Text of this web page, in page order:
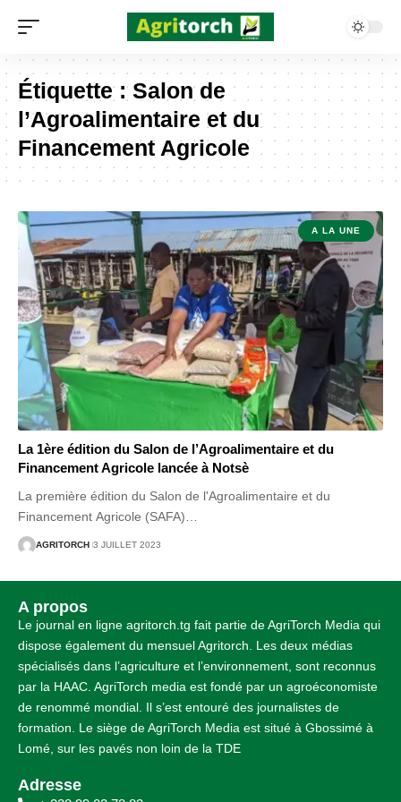
Étiquette :Salon de
l’Agroalimentaire et du
Financement Agricole
A LA UNE
La 1ère édition du Salon de l’Agroalimentaire et du
Financement Agricole lancée à Notsè
La première édition du Salon de l'Agroalimentaire et du
Financement Agricole (SAFA)
AGRITORCH 3 JUILLET 2023
A propos
Le journal en ligne agritorch.tg fait partie de AgriTorch Media qui
dispose également du mensuel Agritorch. Les deux médias
spécialisés dans l’agriculture et l’environnement, sont reconnus
par la HAAC. AgriTorch media est fondé par un agroéconomiste
de renommé mondial. Il s’est entouré des journalistes de
formation. Le siège de AgriTorch Media est situé à Gbossimé à
Lomé, sur les pavés non loin de la TDE
Adresse